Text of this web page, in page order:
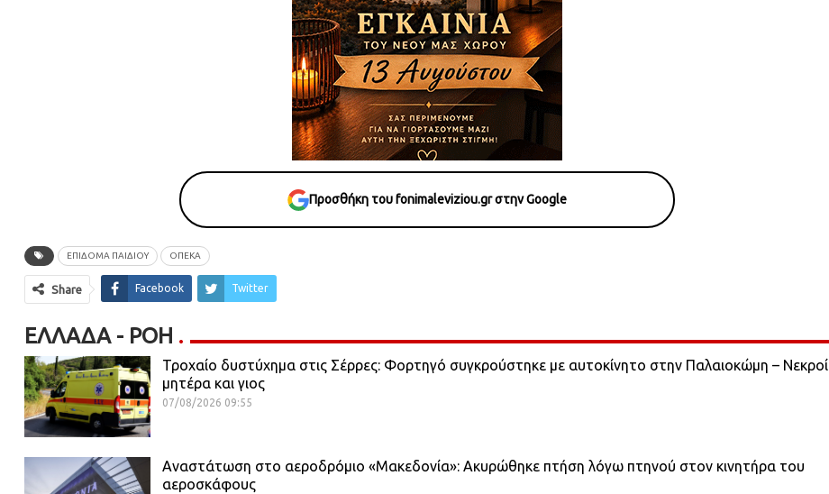
Προσθήκη του fonimaleviziou.gr στην Google
ΕΠΙΔΟΜΑ ΠΑΙΔΙΟΥ ΟΠΕΚΑ
Share Facebook Twitter
ΕΛΛΆΔΑ - ΡΟΗ
Τροχαίο δυστύχημα στις Σέρρες: Φορτηγό συγκρούστηκε με αυτοκίνητο στην Παλαιοκώμη – Νεκροί
μητέρα και γιος
07/08/2026 09:55
Αναστάτωση στο αεροδρόμιο «Μακεδονία»: Ακυρώθηκε πτήση λόγω πτηνού στον κινητήρα του
αεροσκάφους